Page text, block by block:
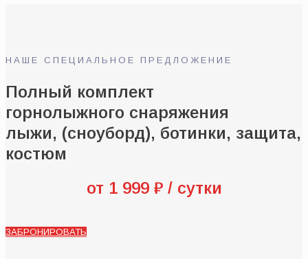
НАШЕ СПЕЦИАЛЬНОЕ ПРЕДЛОЖЕНИЕ
Полный комплект
горнолыжного снаряжения
лыжи, (сноуборд), ботинки, защита,
костюм
от 1 999 ₽ / сутки
ЗАБРОНИРОВАТЬ